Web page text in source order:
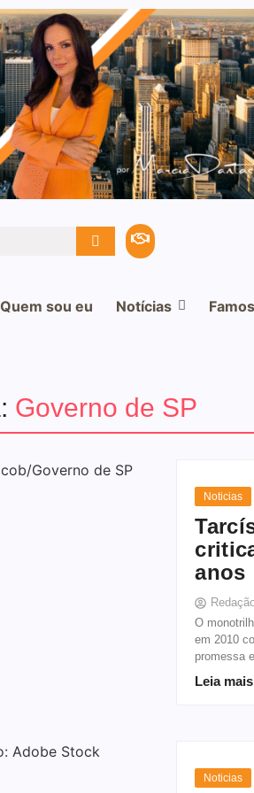
Quem sou eu Notícias
Governo de SP
Noticias
anos
O
em 2010
promessa
Leia mais
Noticias